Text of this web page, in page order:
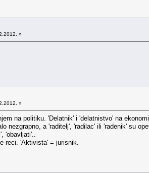
»
»
na politiku. 'Delatnik' i 'delatnistvo' na
nezgrapno, a 'raditelj', 'radilac' ili 'radenik' su
'obavljati'..
reci. 'Aktivista' = jurisnik.